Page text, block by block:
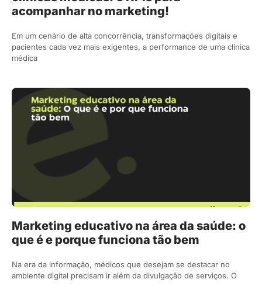
acompanhar no marketing!
Em um cenário de alta concorrência, transformações digitais e
pacientes cada vez mais exigentes, a performance de uma clínica
médica
Marketing educativo na área da saúde: o
que é e porque funciona tão bem
Na era da informação, médicos que desejam se destacar no
ambiente digital precisam ir além da divulgação de serviços. O